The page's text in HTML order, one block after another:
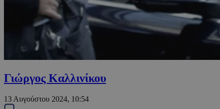
Γιώργος Καλλινίκου
13 Αυγούστου 2024, 10:54